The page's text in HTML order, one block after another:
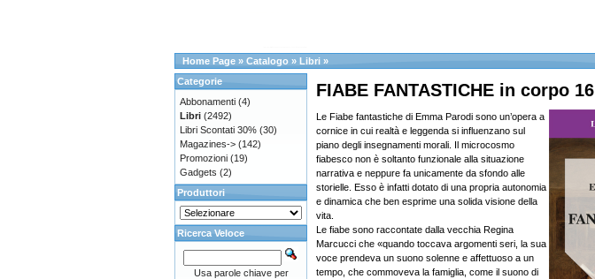
Home Page » Catalogo » Libri »
FIABE FANTASTICHE in corpo 16
Le Fiabe fantastiche di Emma Parodi sono un’opera a
cornice in cui realtà e leggenda si influenzano sul
piano degli insegnamenti morali. Il microcosmo
fiabesco non è soltanto funzionale alla situazione
narrativa e neppure fa unicamente da sfondo alle
storielle. Esso è infatti dotato di una propria autonomia
e dinamica che ben esprime una solida visione della
vita.
Le fiabe sono raccontate dalla vecchia Regina
Marcucci che «quando toccava argomenti seri, la sua
voce prendeva un suono solenne e affettuoso a un
tempo, che commoveva la famiglia, come il suono di
Categorie
Abbonamenti (4)
Libri (2492)
Libri Scontati 30% (30)
Magazines-> (142)
Promozioni (19)
Gadgets (2)
Produttori
Ricerca Veloce
Usa parole chiave per